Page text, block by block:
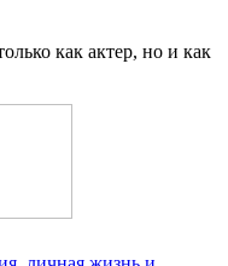
как актер, но и как